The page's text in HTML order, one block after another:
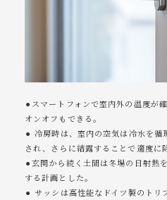
⚫︎スマートフォンで室内外の温度が
オンオフもできる。
⚫︎ 冷房時は、室内の空気は冷水を
され、さらに結露することで適度に
⚫︎玄関から続く土間は冬場の日射熱
する計画とした。
⚫︎ サッシは高性能なドイツ製のトリ